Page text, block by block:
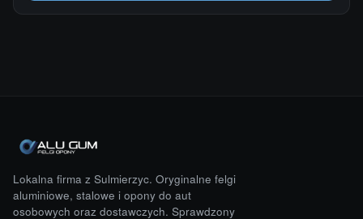
Lokalna firma z Sulmierzyc. Oryginalne felgi
aluminiowe, stalowe i opony do aut
osobowych oraz dostawczych. Sprawdzony